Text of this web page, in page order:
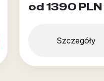
od 1390 PLN
Szczegóły